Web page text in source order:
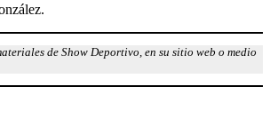
de Show Deportivo, en su sitio web o medio